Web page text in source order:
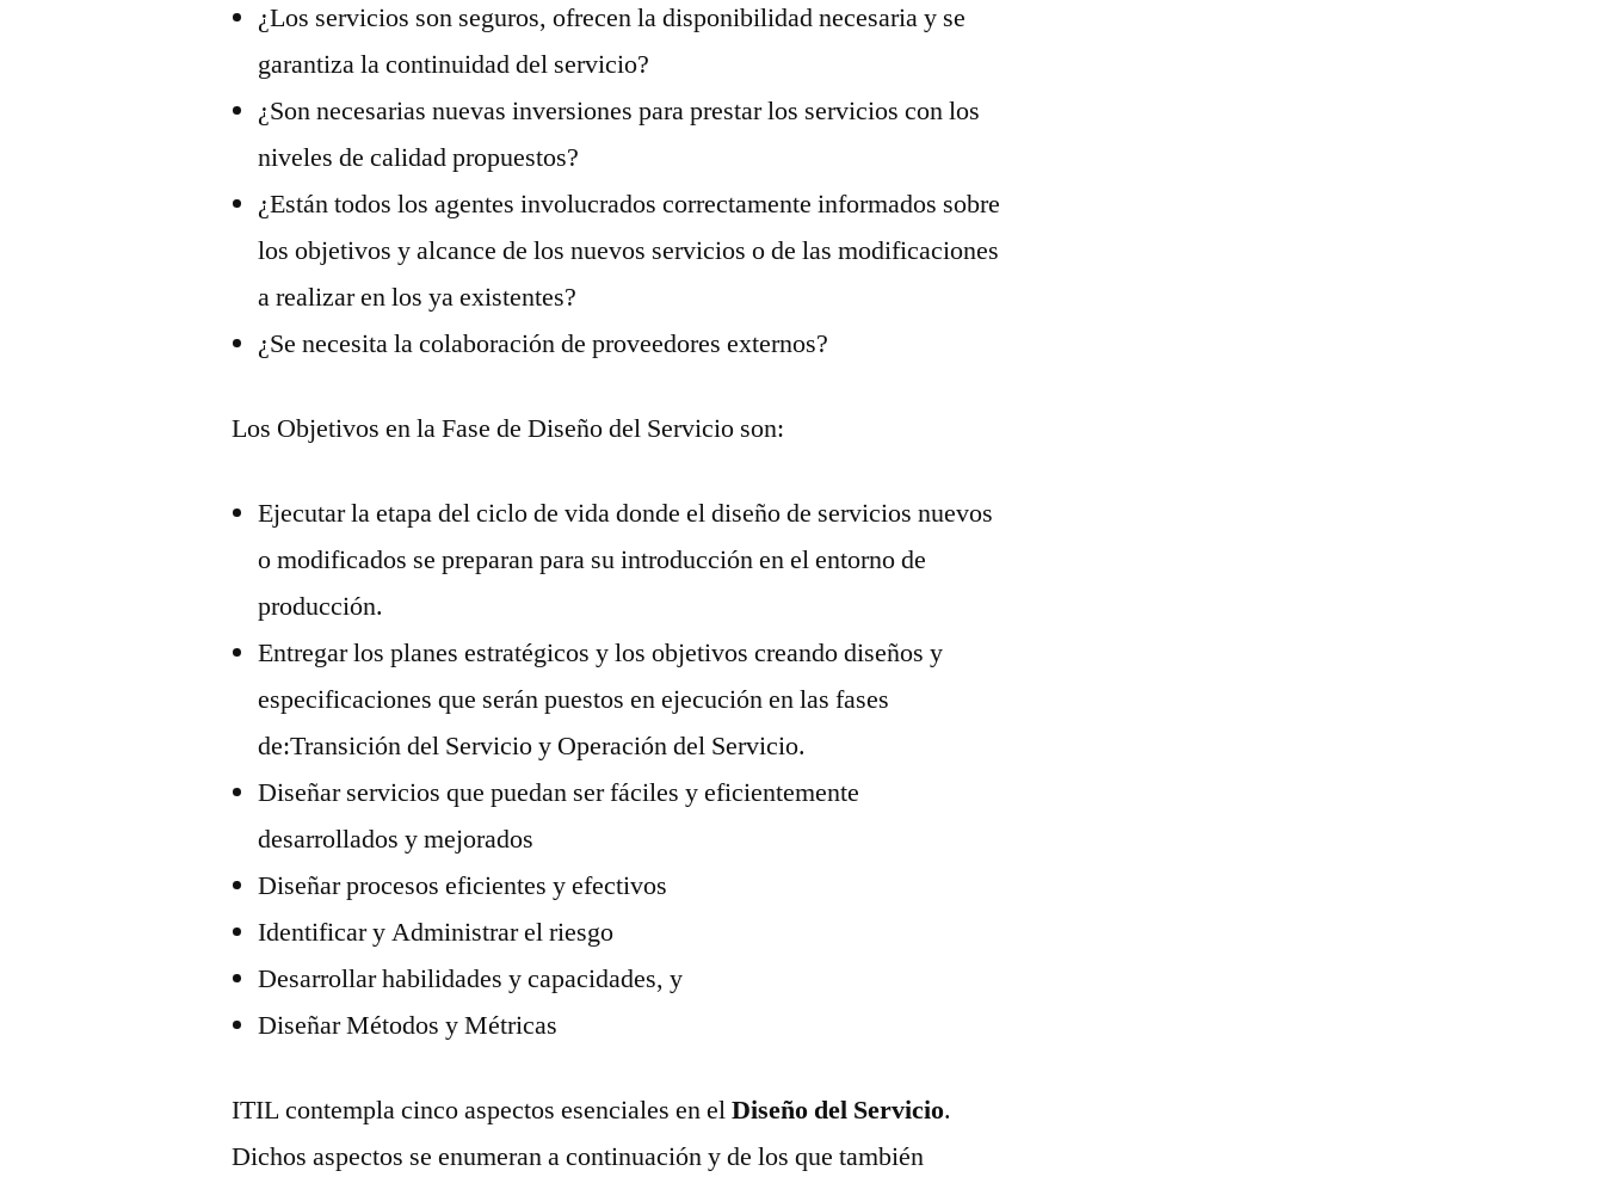
¿Los servicios son seguros, ofrecen la disponibilidad necesaria y se
garantiza la continuidad del servicio?
¿Son necesarias nuevas inversiones para prestar los servicios con los
niveles de calidad propuestos?
¿Están todos los agentes involucrados correctamente informados sobre
los objetivos y alcance de los nuevos servicios o de las modificaciones
a realizar en los ya existentes?
¿Se necesita la colaboración de proveedores externos?
Los Objetivos en la Fase de Diseño del Servicio son:
Ejecutar la etapa del ciclo de vida donde el diseño de servicios nuevos
o modificados se preparan para su introducción en el entorno de
producción.
Entregar los planes estratégicos y los objetivos creando diseños y
especificaciones que serán puestos en ejecución en las fases
de:Transición del Servicio y Operación del Servicio.
Diseñar servicios que puedan ser fáciles y eficientemente
desarrollados y mejorados
Diseñar procesos eficientes y efectivos
Identificar y Administrar el riesgo
Desarrollar habilidades y capacidades, y
Diseñar Métodos y Métricas
ITIL contempla cinco aspectos esenciales en elDiseño del Servicio.
Dichos aspectos se enumeran a continuación y de los que también